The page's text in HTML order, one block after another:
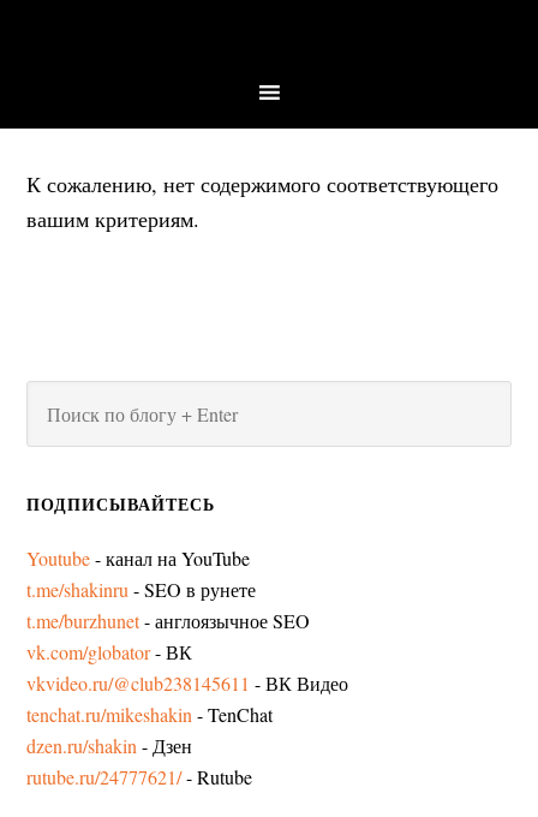
К сожалению, нет содержимого соответствующего
вашим критериям.
ПОДПИСЫВАЙТЕСЬ
Youtube- канал на YouTube
t.me/shakinru - SEO в рунете
t.me/burzhunet- англоязычное SEO
vk.com/globator- ВК
vkvideo.ru/@club238145611 - ВК Видео
tenchat.ru/mikeshakin - TenChat
dzen.ru/shakin - Дзен
rutube.ru/24777621/- Rutube